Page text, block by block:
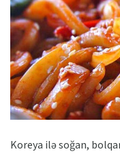
Koreya ilə soğan,